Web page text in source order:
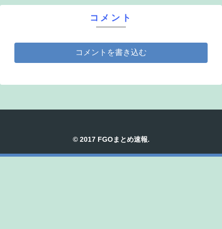
コメント
コメントを書き込む
© 2017 FGOまとめ速報.